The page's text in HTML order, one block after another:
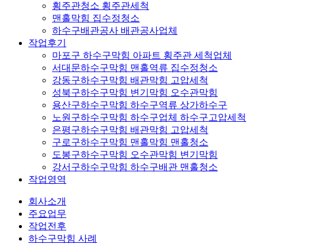
횡주관청소 횡주관세척
맨홀막힘 집수정청소
하수구배관공사 배관공사업체
작업후기
마포구 하수구막힘 아파트 횡주관 세척업체
서대문하수구막힘 맨홀역류 집수정청소
강동구하수구막힘 배관막힘 고압세척
성북구하수구막힘 변기막힘 오수관막힘
용산구하수구막힘 하수구역류 상가하수구
노원구하수구막힘 하수구업체 하수구고압세척
은평구하수구막힘 배관막힘 고압세척
구로구하수구막힘 맨홀막힘 맨홀청소
도봉구하수구막힘 오수관막힘 변기막힘
강서구하수구막힘 하수구배관 맨홀청소
작업영역
회사소개
주요업무
작업전후
하수구막힘 사례